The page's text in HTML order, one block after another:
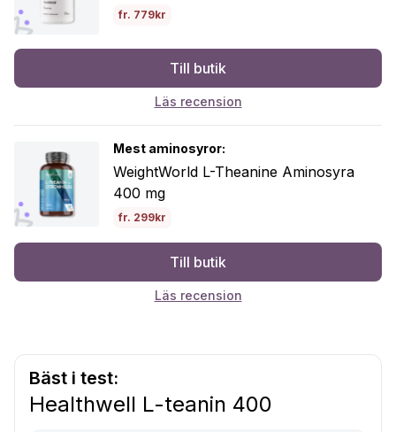
fr. 779kr
Till butik
Läs recension
Mest aminosyror:
WeightWorld L-Theanine Aminosyra
400 mg
fr. 299kr
Till butik
Läs recension
Bäst i test:
Healthwell L-teanin 400